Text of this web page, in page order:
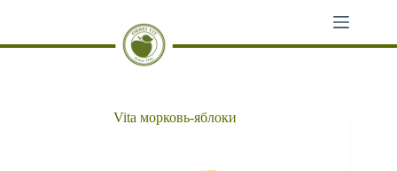
Vita морковь-яблоки